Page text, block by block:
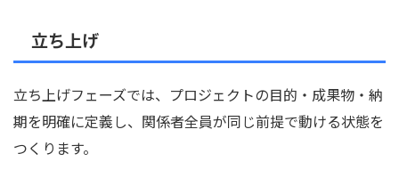
立ち上げ
立ち上げフェーズでは、プロジェクトの目的・成果物・納
期を明確に定義し、関係者全員が同じ前提で動ける状態を
つくります。